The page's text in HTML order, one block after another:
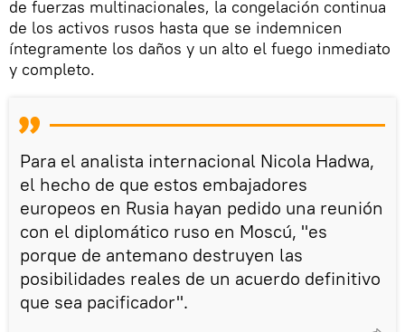
de fuerzas multinacionales, la congelación continua
de los activos rusos hasta que se indemnicen
íntegramente los daños y un alto el fuego inmediato
y completo.
Para el analista internacional Nicola Hadwa,
el hecho de que estos embajadores
europeos en Rusia hayan pedido una reunión
con el diplomático ruso en Moscú, "es
porque de antemano destruyen las
posibilidades reales de un acuerdo definitivo
que sea pacificador".